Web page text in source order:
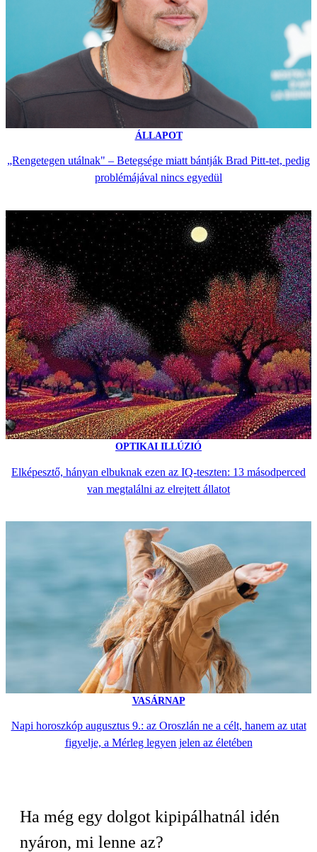
ÁLLAPOT
„Rengetegen utálnak" – Betegsége miatt bántják Brad Pitt-tet, pedig
problémájával nincs egyedül
OPTIKAI ILLÚZIÓ
Elképesztő, hányan elbuknak ezen az IQ-teszten: 13 másodperced
van megtalálni az elrejtett állatot
VASÁRNAP
Napi horoszkóp augusztus 9.: az Oroszlán ne a célt, hanem az utat
figyelje, a Mérleg legyen jelen az életében
Ha még egy dolgot kipipálhatnál idén
nyáron, mi lenne az?